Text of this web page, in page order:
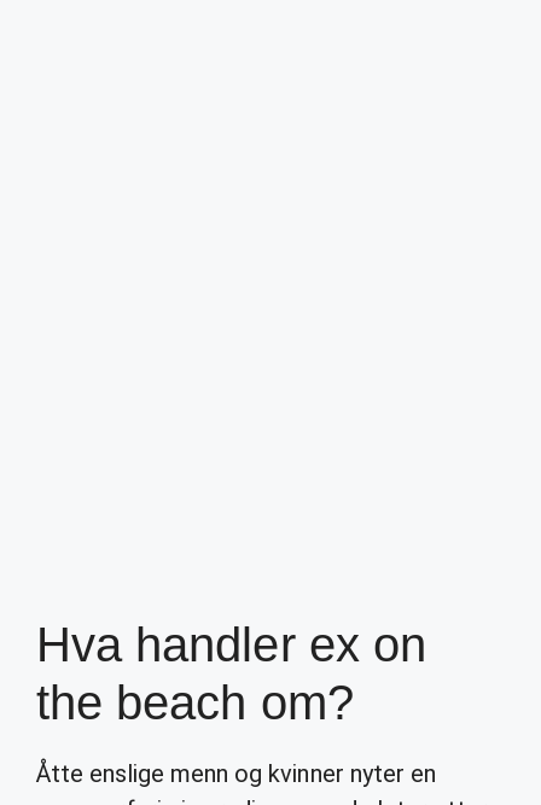
Hva handler ex on
the beach om?
Åtte enslige menn og kvinner nyter en